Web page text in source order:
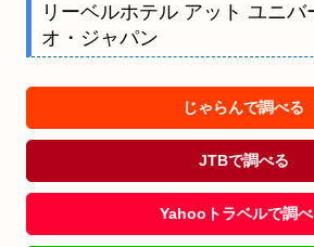
リーベルホテル アット ユニバ
オ・ジャパン
じゃらんで調べる
JTBで調べる
Yahooトラベルで調